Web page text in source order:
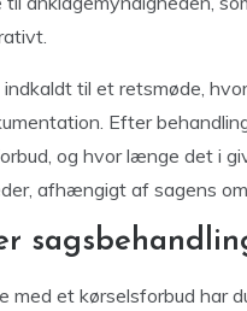
til et retsmøde,
Efter
og hvor længe det i
afhængigt af sagens
med et kørselsforbud har